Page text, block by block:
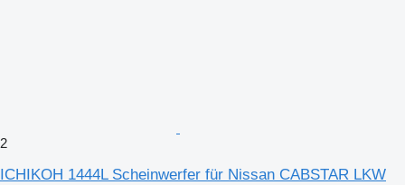
2
ICHIKOH 1444L Scheinwerfer für Nissan CABSTAR LKW